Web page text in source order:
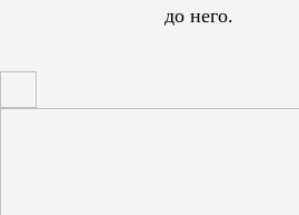
до него.